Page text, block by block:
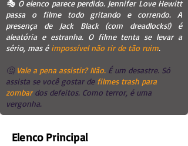
🎭 O elenco parece perdido. Jennifer Love Hewitt
passa o filme todo gritando e correndo. A
presença de Jack Black (com dreadlocks!) é
aleatória e estranha. O filme tenta se levar a
sério, mas é impossível não rir de tão ruim.
🤔 Vale a pena assistir? Não. É um desastre. Só
assista se você gostar de filmes trash para
zombardos defeitos. Como terror, é uma
vergonha.
Elenco Principal